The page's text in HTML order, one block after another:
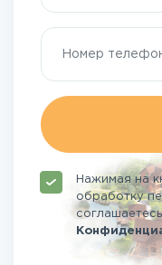
Нажимая на
обработку